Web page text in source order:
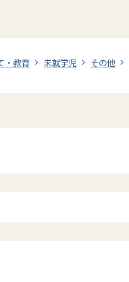
・教育 未就学児 その他